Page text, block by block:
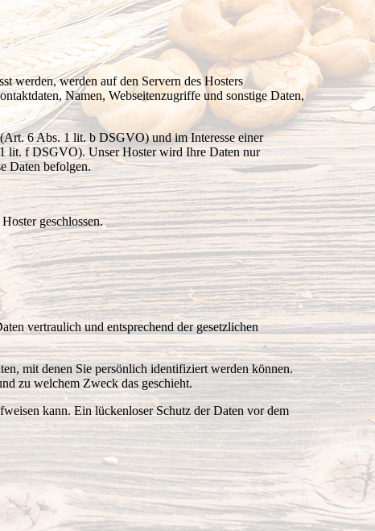
werden, werden auf den Servern des Hosters
Namen, Webseitenzugriffe und sonstige Daten,
6 Abs. 1 lit. b DSGVO) und im Interesse einer
lit. f DSGVO). Unser Hoster wird Ihre Daten nur
Daten befolgen.
geschlossen.
vertraulich und entsprechend der gesetzlichen
mit denen Sie persönlich identifiziert werden können.
zu welchem Zweck das geschieht.
kann. Ein lückenloser Schutz der Daten vor dem